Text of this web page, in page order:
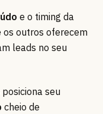
e o timing da
os outros oferecem
leads no seu
posiciona seu
cheio de